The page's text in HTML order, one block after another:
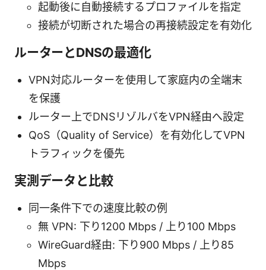
起動後に自動接続するプロファイルを指定
接続が切断された場合の再接続設定を有効化
ルーターとDNSの最適化
VPN対応ルーターを使用して家庭内の全端末
を保護
ルーター上でDNSリゾルバをVPN経由へ設定
QoS（Quality of Service）を有効化してVPN
トラフィックを優先
実測データと比較
同一条件下での速度比較の例
無 VPN: 下り1200 Mbps / 上り100 Mbps
WireGuard経由: 下り900 Mbps / 上り85
Mbps